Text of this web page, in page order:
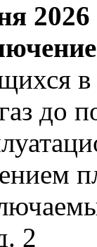
2026
до
2